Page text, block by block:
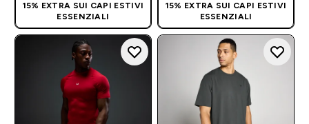
15% EXTRA SUI CAPI ESTIVI
ESSENZIALI
15% EXTRA SUI CAPI ESTIVI
ESSENZIALI